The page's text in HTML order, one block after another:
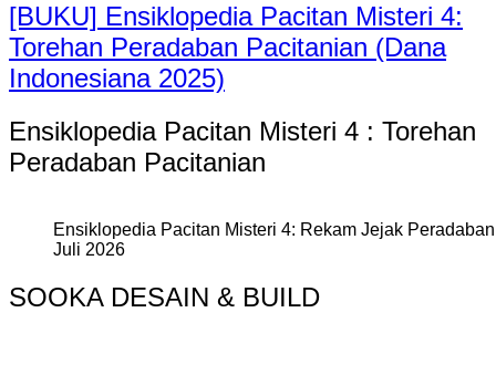
[BUKU] Ensiklopedia Pacitan Misteri 4:
Torehan Peradaban Pacitanian (Dana
Indonesiana 2025)
Ensiklopedia Pacitan Misteri 4 : Torehan
Peradaban Pacitanian
Ensiklopedia Pacitan Misteri 4: Rekam Jejak
Juli 2026
SOOKA DESAIN & BUILD